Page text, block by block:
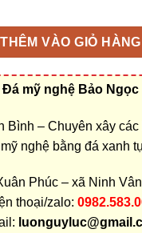
THÊM VÀO GIỎ HÀNG
Đá mỹ nghệ Bảo Ngọc
Bình – Chuyên xây
nghệ bằng đá xanh
Phúc – xã Ninh
thoại/zalo: